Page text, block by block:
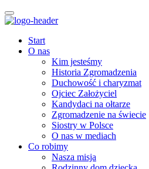
Start
O nas
Kim jesteśmy
Historia Zgromadzenia
Duchowość i charyzmat
Ojciec Założyciel
Kandydaci na ołtarze
Zgromadzenie na świecie
Siostry w Polsce
O nas w mediach
Co robimy
Nasza misja